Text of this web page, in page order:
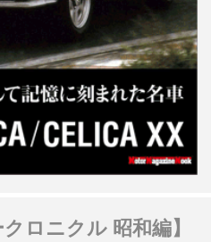
ロニクル 昭和編】